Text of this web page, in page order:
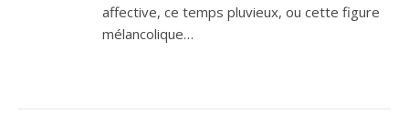
affective, ce temps pluvieux, ou cette figure
mélancolique…